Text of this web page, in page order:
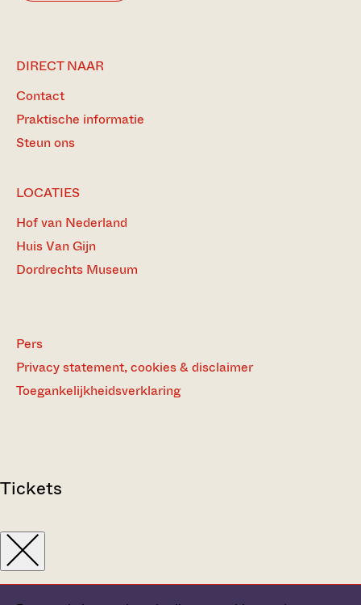
DIRECT NAAR
Contact
Praktische informatie
Steun ons
LOCATIES
Hof van Nederland
Huis Van Gijn
Dordrechts Museum
Pers
Privacy statement, cookies & disclaimer
Toegankelijkheidsverklaring
Tickets